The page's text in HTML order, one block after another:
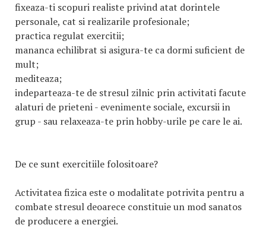
fixeaza-ti scopuri realiste privind atat dorintele
personale, cat si realizarile profesionale;
practica regulat exercitii;
mananca echilibrat si asigura-te ca dormi suficient de
mult;
mediteaza;
indeparteaza-te de stresul zilnic prin activitati facute
alaturi de prieteni - evenimente sociale, excursii in
grup - sau relaxeaza-te prin hobby-urile pe care le ai.
De ce sunt exercitiile folositoare?
Activitatea fizica este o modalitate potrivita pentru a
combate stresul deoarece constituie un mod sanatos
de producere a energiei.